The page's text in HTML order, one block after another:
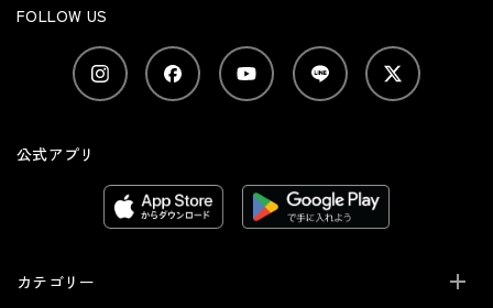
FOLLOW US
公式アプリ
カテゴリー